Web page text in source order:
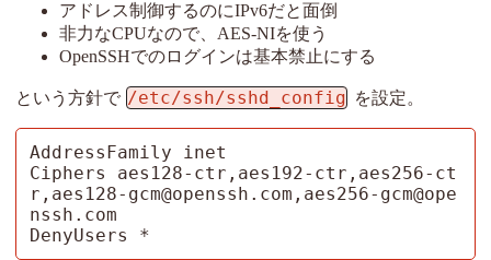
アドレス制御するのにIPv6だと面倒
非力なCPUなので、AES-NIを使う
OpenSSHでのログインは基本禁止にする
という方針で /etc/ssh/sshd_config を設定。
AddressFamily inet
Ciphers aes128-ctr,aes192-ctr,aes256-ct
r,aes128-gcm@openssh.com,aes256-gcm@ope
nssh.com
DenyUsers *